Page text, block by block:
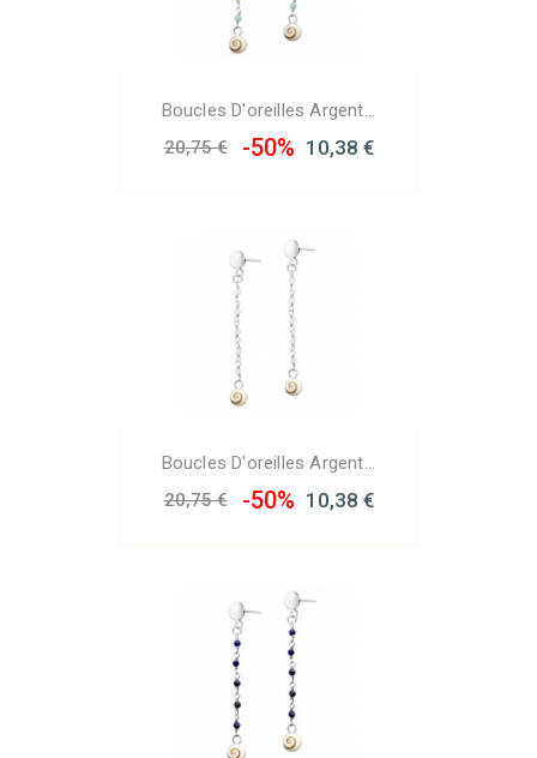
Boucles D'oreilles Argent...
20,75 €
-50% 10,38 €
Boucles D'oreilles Argent...
20,75 €
-50% 10,38 €